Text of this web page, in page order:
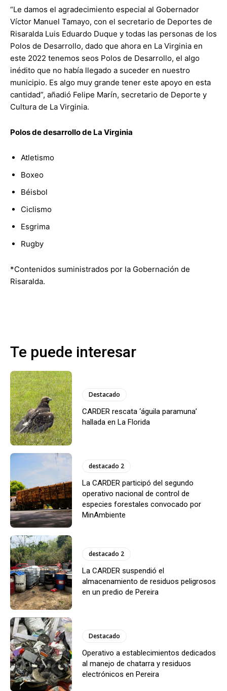
“Le damos el agradecimiento especial al Gobernador
Víctor Manuel Tamayo, con el secretario de Deportes de
Risaralda Luis Eduardo Duque y todas las personas de los
Polos de Desarrollo, dado que ahora en La Virginia en
este 2022 tenemos seos Polos de Desarrollo, el algo
inédito que no había llegado a suceder en nuestro
municipio. Es algo muy grande tener este apoyo en esta
cantidad”, añadió Felipe Marín, secretario de Deporte y
Cultura de La Virginia.
Polos de desarrollo de La Virginia
Atletismo
Boxeo
Béisbol
Ciclismo
Esgrima
Rugby
*Contenidos suministrados por la Gobernación de
Risaralda.
Te puede interesar
Destacado
CARDER rescata ‘águila paramuna’
hallada en La Florida
destacado 2
La CARDER participó del segundo
operativo nacional de control de
especies forestales convocado por
MinAmbiente
destacado 2
La CARDER suspendió el
almacenamiento de residuos peligrosos
en un predio de Pereira
Destacado
Operativo a establecimientos dedicados
al manejo de chatarra y residuos
electrónicos en Pereira